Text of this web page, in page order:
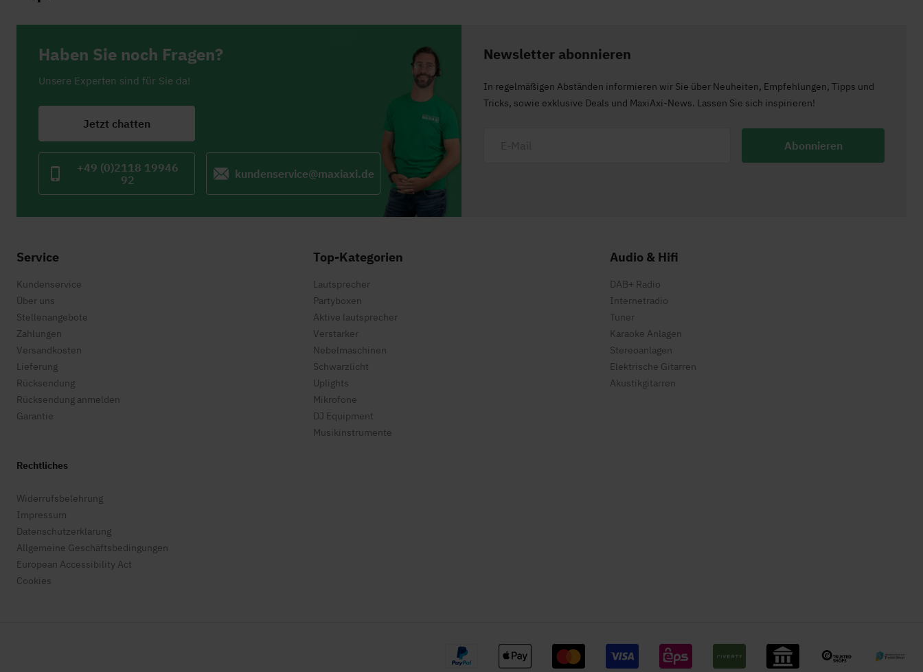
Haben Sie noch Fragen?
Unsere Experten sind für Sie da!
Jetzt chatten
+49 (0)2118 19946
92
kundenservice@maxiaxi.de
Newsletter abonnieren
In regelmäßigen Abständen informieren wir Sie über Neuheiten, Empfehlungen, Tipps und
Tricks, sowie exklusive Deals und MaxiAxi-News. Lassen Sie sich inspirieren!
Abonnieren
Service
Kundenservice
Über uns
Stellenangebote
Zahlungen
Versandkosten
Lieferung
Rücksendung
Rücksendung anmelden
Garantie
Rechtliches
Widerrufsbelehrung
Impressum
Datenschutzerklarung
Allgemeine Geschäftsbedingungen
European Accessibility Act
Cookies
Top-Kategorien
Lautsprecher
Partyboxen
Aktive lautsprecher
Verstarker
Nebelmaschinen
Schwarzlicht
Uplights
Mikrofone
DJ Equipment
Musikinstrumente
Audio & Hifi
DAB+ Radio
Internetradio
Tuner
Karaoke Anlagen
Stereoanlagen
Elektrische Gitarren
Akustikgitarren